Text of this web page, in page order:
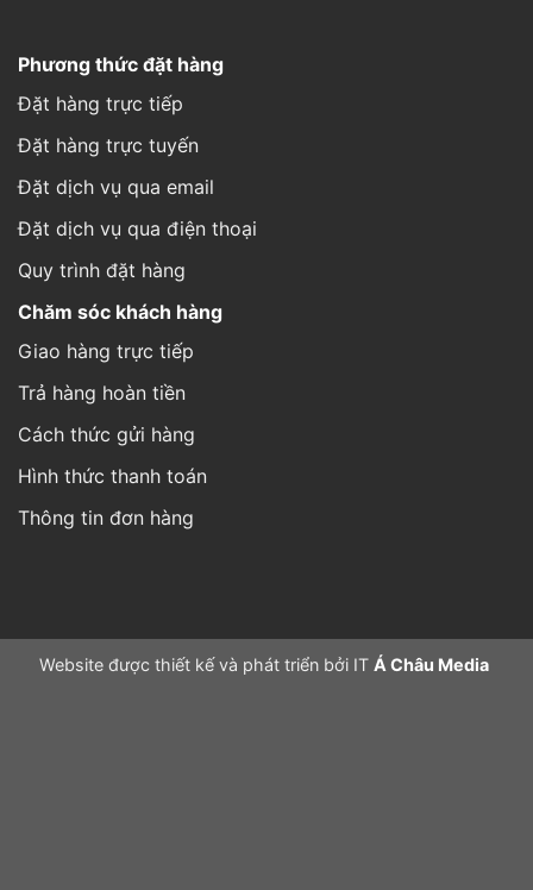
Phương thức đặt hàng
Đặt hàng trực tiếp
Đặt hàng trực tuyến
Đặt dịch vụ qua email
Đặt dịch vụ qua điện thoại
Quy trình đặt hàng
Chăm sóc khách hàng
Giao hàng trực tiếp
Trả hàng hoàn tiền
Cách thức gửi hàng
Hình thức thanh toán
Thông tin đơn hàng
Website được thiết kế và phát triển bởi IT Á Châu Media